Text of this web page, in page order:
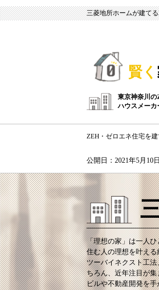
三菱地所ホームが建て
賢く
東京神奈川
ハウスメーカ
ZEH・ゼロエネ住宅を建
公開日： 2021年5月10日
「理想の家」は一人
住む人の理想を叶え
ツーバイネクスト工
ちろん、近年注目が
ビルや不動産開発を